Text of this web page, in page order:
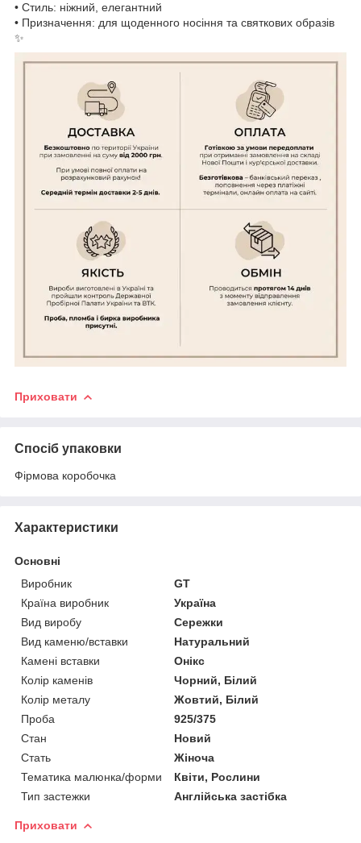
• Стиль: ніжний, елегантний
• Призначення: для щоденного носіння та святкових образів
✨
Приховати
Спосіб упаковки
Фірмова коробочка
Характеристики
Основні
Виробник
GT
Країна виробник
Україна
Вид виробу
Сережки
Вид каменю/вставки
Натуральний
Камені вставки
Онікс
Колір каменів
Чорний, Білий
Колір металу
Жовтий, Білий
Проба
925/375
Стан
Новий
Стать
Жіноча
Тематика малюнка/форми
Квіти, Рослини
Тип застежки
Англійська застібка
Приховати